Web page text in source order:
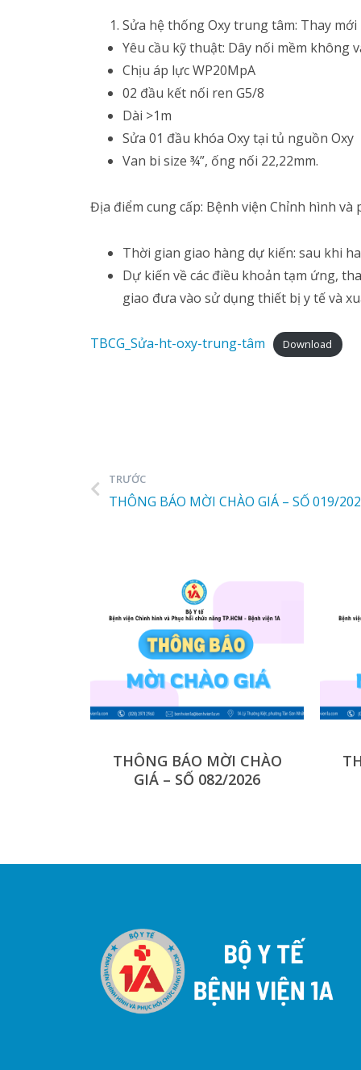
Sửa hệ thống Oxy trung tâm: Thay
Yêu cầu kỹ thuật: Dây nối mềm không
Chịu áp lực WP20MpA
02 đầu kết nối ren G5/8
Dài >1m
Sửa 01 đầu khóa Oxy tại tủ nguồn Oxy
Van bi size ¾”, ống nối 22,22mm.
Địa điểm cung cấp: Bệnh viện Chỉnh hình và
Thời gian giao hàng dự kiến: sau khi
Dự kiến về các điều khoản tạm ứng,
giao đưa vào sử dụng thiết bị y tế và
TBCG_Sửa-ht-oxy-trung-tâm Download
TRƯỚC
THÔNG BÁO MỜI CHÀO GIÁ – SỐ 019/
THÔNG BÁO MỜI CHÀO
GIÁ – SỐ 082/2026